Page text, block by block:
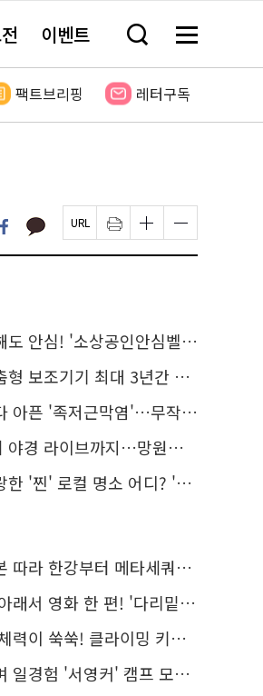
이벤트 검
창
기
메
전
보
팩트브리핑 레터구독
페
이
스
카
카 페
이
지
인
쇄
하
글
자
크
하
기
글
자
크
하
기
심! '소상공인안심벨' 신청하세요
기 최대 3년간 무상 대여…삶의 질 높인다
저근막염'…무작정 참지 말고 '이것' 해보세요!
이브까지…망원한강공원 알짜 코스
컬 명소 어디? '서울에디션25' 추천 코스
터 메타세쿼이아 숲길까지…서울둘레길 15코스
영화 한 편! '다리밑 영화관' 무료 상영
쑥! 클라이밍 키즈카페·어린이 체력장
험 '서영커' 캠프 모집…전액 무료